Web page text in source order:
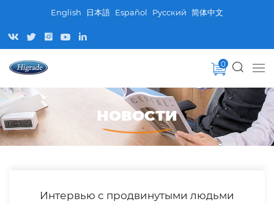
English 日本語 Español Pусский 简体中文
0
НОВОСТИ
Интервью с продвинутыми людьми